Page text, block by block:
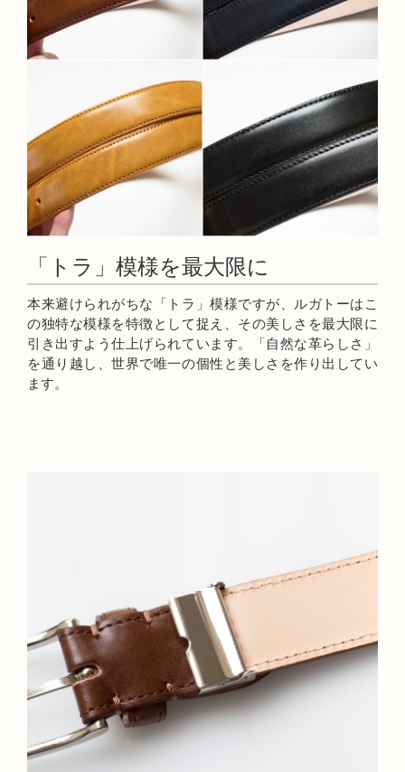
「トラ」模様を最大限に
本来避けられがちな「トラ」模様ですが、ルガトーはこ
の独特な模様を特徴として捉え、その美しさを最大限に
引き出すよう仕上げられています。「自然な革らしさ」
を通り越し、世界で唯一の個性と美しさを作り出してい
ます。